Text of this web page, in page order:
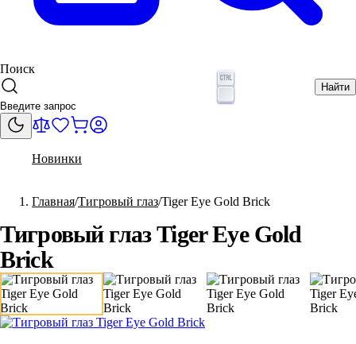
Поиск
Найти
Новинки
Главная Тигровый глаз Tiger Eye Gold Brick
Тигровый глаз Tiger Eye Gold
Brick